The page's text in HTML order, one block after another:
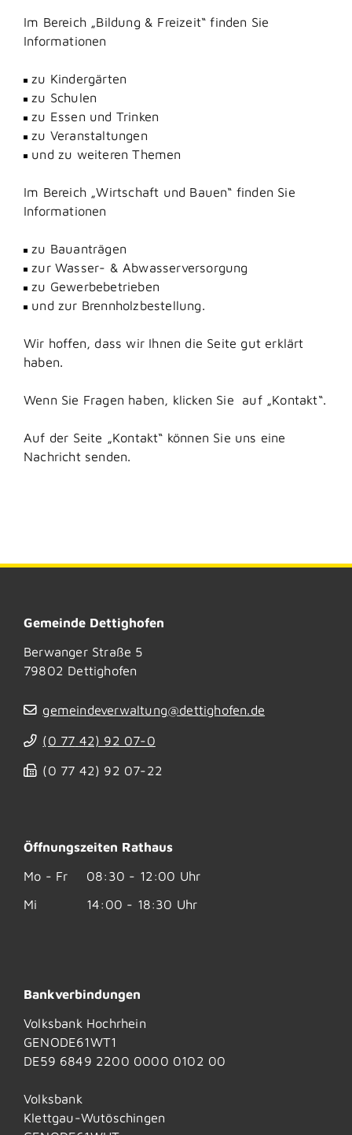
Im Bereich „Bildung & Freizeit“ finden Sie
Informationen
zu Kindergärten
zu Schulen
zu Essen und Trinken
zu Veranstaltungen
und zu weiteren Themen
Im Bereich „Wirtschaft und Bauen“ finden Sie
Informationen
zu Bauanträgen
zur Wasser- & Abwasserversorgung
zu Gewerbebetrieben
und zur Brennholzbestellung.
Wir hoffen, dass wir Ihnen die Seite gut erklärt
haben.
Wenn Sie Fragen haben, klicken Sie auf „Kontakt“.
Auf der Seite „Kontakt“ können Sie uns eine
Nachricht senden.
Gemeinde Dettighofen
Berwanger Straße 5
79802 Dettighofen
gemeindeverwaltung@dettighofen.de
(0 77 42) 92 07-0
(0 77 42) 92 07-22
Öffnungszeiten Rathaus
Mo - Fr
08:30 - 12:00 Uhr
Mi
14:00 - 18:30 Uhr
Bankverbindungen
Volksbank Hochrhein
GENODE61WT1
DE59 6849 2200 0000 0102 00
Volksbank
Klettgau-Wutöschingen